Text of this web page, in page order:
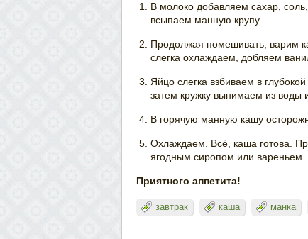
В молоко добавляем сахар,
всыпаем манную крупу.
Продолжая помешивать, варим
слегка охлаждаем, добляем
Яйцо слегка взбиваем в
затем кружку вынимаем из воды
В горячую манную кашу
Охлаждаем. Всё, каша готова.
ягодным сиропом или вареньем.
Приятного аппетита!
завтрак каша манка